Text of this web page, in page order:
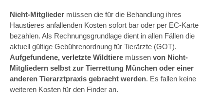
Nicht-Mitglieder müssen die für die Behandlung ihres
Haustieres anfallenden Kosten sofort bar oder per EC-Karte
bezahlen. Als Rechnungsgrundlage dient in allen Fällen die
aktuell gültige Gebührenordnung für Tierärzte (GOT).
Aufgefundene, verletzte Wildtiere müssen von Nicht-
Mitgliedern selbst zur Tierrettung München oder einer
anderen Tierarztpraxis gebracht werden. Es fallen keine
weiteren Kosten für den Finder an.